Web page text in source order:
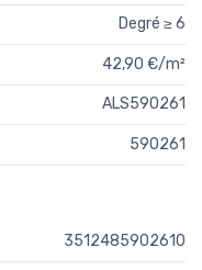
Degré ≥ 6
42,90 €/m²
ALS590261
590261
3512485902610